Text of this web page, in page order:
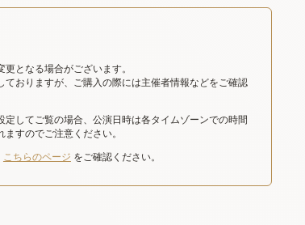
となる場合がございます。
おりますが、ご購入の際には主催者情報などをご確認
してご覧の場合、公演日時は各タイムゾーンでの時間
すのでご注意ください。
こちらのページ をご確認ください。